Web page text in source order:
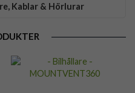
Kablar & Hörlurar